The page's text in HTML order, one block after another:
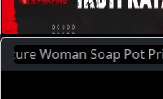
Woman Soap Pot